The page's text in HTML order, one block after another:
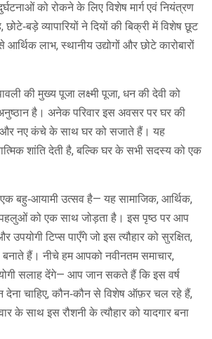
को रोकने के लिए विशेष मार्ग एवं नियंत्रण
व्यापारियों ने दियों की बिक्री में विशेष छूट
आर्थिक लाभ, स्थानीय उद्योगों और छोटे कारोबारों
की मुख्य पूजा लक्ष्मी पूजा, धन की देवी को
है। अनेक परिवार इस अवसर पर घर की
और नए कंचे के साथ घर को सजाते हैं। यह
शांति देती है, बल्कि घर के सभी सदस्य को एक
बहु‑आयामी उत्सव है— यह सामाजिक, आर्थिक,
पहलुओं को एक साथ जोड़ता है। इस पृष्ठ पर आप
उपयोगी टिप्स पाएँगे जो इस त्यौहार को सुरक्षित,
हैं। नीचे हम आपको नवीनतम समाचार,
सलाह देंगे— आप जान सकते हैं कि इस वर्ष
देना चाहिए, कौन‑कौन से विशेष ऑफ़र चल रहे हैं,
के साथ इस रौशनी के त्यौहार को यादगार बना